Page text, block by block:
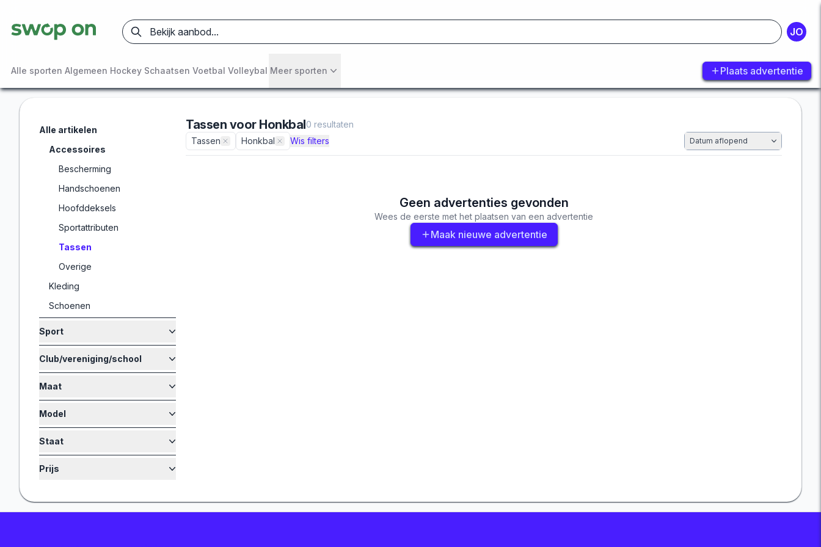
JO
Alle sporten Algemeen Hockey Schaatsen Voetbal Volleybal Meer sporten Plaats advertentie
Alle artikelen
Accessoires
Bescherming
Handschoenen
Hoofddeksels
Sportattributen
Tassen
Overige
Kleding
Schoenen
Sport
Club/vereniging/school
Maat
Model
Staat
Prijs
Tassen voor Honkbal0 resultaten
Tassen
Honkbal Wis filters Datum aflopend
Geen advertenties gevonden
Wees de eerste met het plaatsen van een advertentie
Maak nieuwe advertentie